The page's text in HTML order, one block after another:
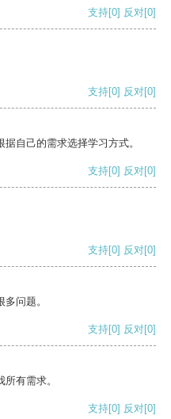
支持[0] 反对[0]
支持[0] 反对[0]
自己的需求选择学习方式。
支持[0] 反对[0]
支持[0] 反对[0]
问题。
支持[0] 反对[0]
有需求。
支持[0] 反对[0]